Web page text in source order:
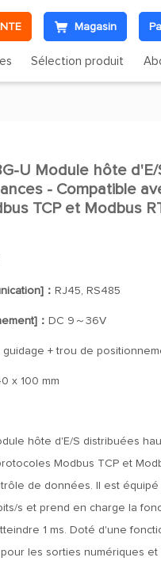
Magasin
Sélection produit
U Module hôte
- Compatible
TCP et Modbus
： RJ45, RS485
： DC 9～36V
guidage + trou de
x 100 mm
hôte d'E/S distribuées
Modbus TCP et
de données. Il est
s et prend en charge la
1 ms. Doté d'une
les sorties numériques